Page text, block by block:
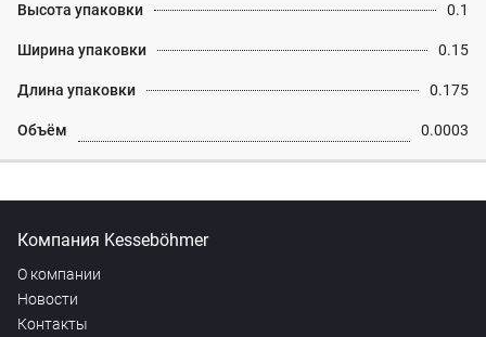
Высота упаковки 0.1
Ширина упаковки 0.15
Длина упаковки 0.175
Объём 0.0003
Компания Kesseböhmer
О компании
Новости
Контакты